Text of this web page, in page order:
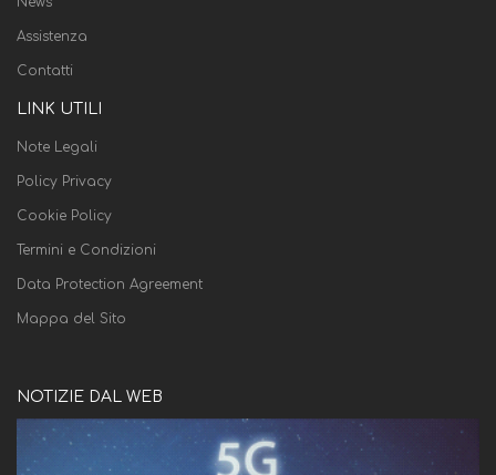
Assistenza
Contatti
LINK UTILI
Note Legali
Policy Privacy
Cookie Policy
Termini e Condizioni
Data Protection Agreement
Mappa del Sito
NOTIZIE DAL WEB